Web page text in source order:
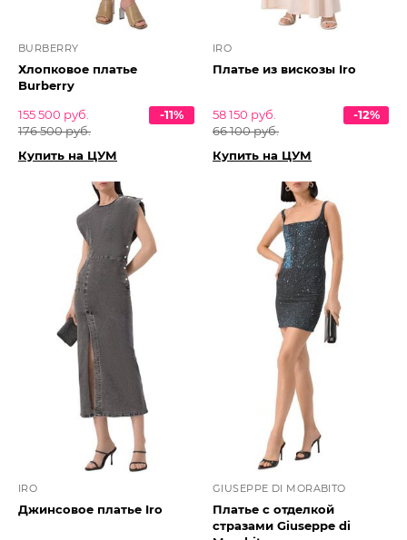
BURBERRY
Хлопковое платье
Burberry
155 500 руб.
176 500 руб.
-11%
Купить на ЦУМ
IRO
Платье из вискозы Iro
58 150 руб.
66 100 руб.
-12%
Купить на ЦУМ
IRO
Джинсовое платье Iro
GIUSEPPE DI MORABITO
Платье с отделкой
стразами Giuseppe di